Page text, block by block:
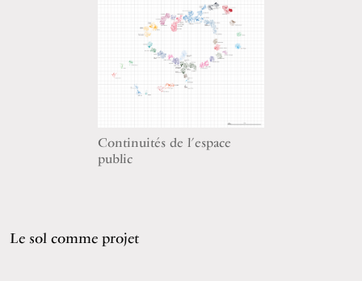
Continuités de l’espace
public
Le sol comme projet